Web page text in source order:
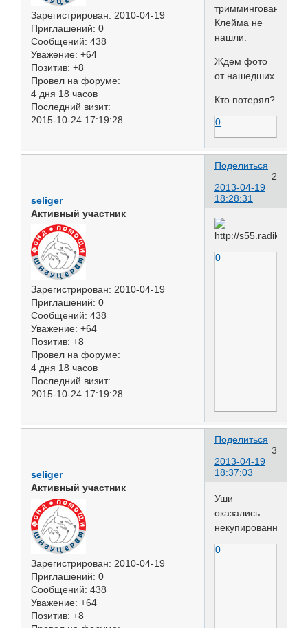
Зарегистрирован: 2010-04-19
Приглашений: 0
Сообщений: 438
Уважение: +64
Позитив: +8
Провел на форуме:
4 дня 18 часов
Последний визит:
2015-10-24 17:19:28
триммингованная.
Клейма не
нашли.
Ждем фото
от нашедших.
Кто потерял?
0
Поделиться
2
2013-04-19
18:28:31
seliger
Активный участник
Зарегистрирован: 2010-04-19
Приглашений: 0
Сообщений: 438
Уважение: +64
Позитив: +8
Провел на форуме:
4 дня 18 часов
Последний визит:
2015-10-24 17:19:28
0
Поделиться
3
2013-04-19
18:37:03
seliger
Активный участник
Зарегистрирован: 2010-04-19
Приглашений: 0
Сообщений: 438
Уважение: +64
Позитив: +8
Уши
оказались
некупированными.
0